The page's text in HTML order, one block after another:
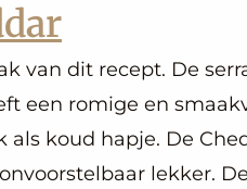
van dit recept. De
een romige en
koud hapje. De
lekker.